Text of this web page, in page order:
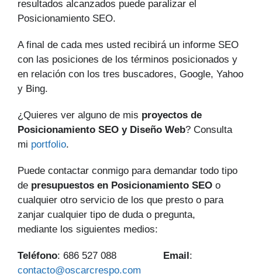
resultados alcanzados puede paralizar el
Posicionamiento SEO.
A final de cada mes usted recibirá un informe SEO
con las posiciones de los términos posicionados y
en relación con los tres buscadores, Google, Yahoo
y Bing.
¿Quieres ver alguno de mis proyectos de
Posicionamiento SEO y Diseño Web? Consulta
mi portfolio.
Puede contactar conmigo para demandar todo tipo
de presupuestos en Posicionamiento SEO o
cualquier otro servicio de los que presto o para
zanjar cualquier tipo de duda o pregunta,
mediante los siguientes medios:
Teléfono: 686 527 088 Email :
contacto@oscarcrespo.com